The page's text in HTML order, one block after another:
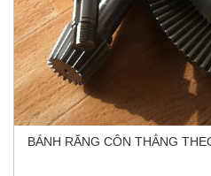
BÁNH RĂNG CÔN THẲNG